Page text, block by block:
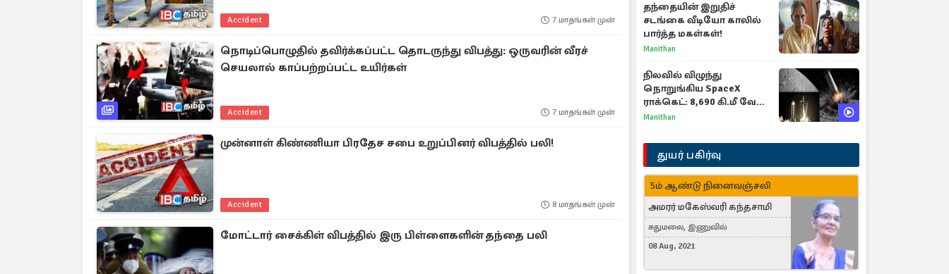
Accident 7 மாதங்கள் முன்
நொடிப்பொழுதில் தவிர்க்கப்பட்ட தொடருந்து விபத்து: ஒருவரின் வீரச்
செயலால் காப்பற்றப்பட்ட உயிர்கள்
Accident 7 மாதங்கள் முன்
முன்னாள் கிண்ணியா பிரதேச சபை உறுப்பினர் விபத்தில் பலி!
Accident 8 மாதங்கள் முன்
மோட்டார் சைக்கிள் விபத்தில் இரு பிள்ளைகளின் தந்தை பலி
தந்தையின் இறுதிச்
சடங்கை வீடியோ காலில்
பார்த்த மகள்கள்!
Manithan
நிலவில் விழுந்து
நொறுங்கிய SpaceX
ராக்கெட்: 8,690 கி.மீ வேக
மோதலால் உருவான புதிய
Manithan
துயர் பகிர்வு
5ம் ஆண்டு நினைவஞ்சலி
அமரர் மகேஸ்வரி கந்தசாமி
சுதுமலை, இணுவில்
08 Aug, 2021